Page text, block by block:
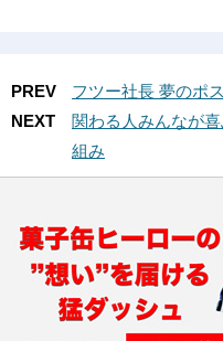
PREV
フツー社長 夢のポ
NEXT
関わる人みんなが
組み